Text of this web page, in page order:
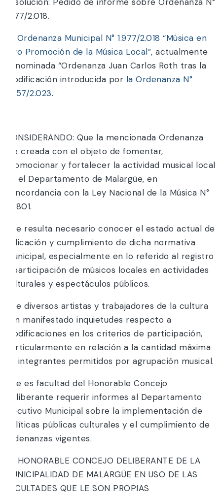
1.977/2.018.
La Ordenanza Municipal N° 1.977/2.018 “Música en
Vivo Promoción de la Música Local”, actualmente
denominada “Ordenanza Juan Carlos Roth tras la
modificación introducida por la Ordenanza N°
2.257/2.023.
CONSIDERANDO: Que la mencionada Ordenanza
fue creada con el objeto de fomentar,
promocionar y fortalecer la actividad musical local
en el Departamento de Malargüe, en
concordancia con la Ley Nacional de la Música N°
26.801.
Que resulta necesario conocer el estado actual de
aplicación y cumplimiento de dicha normativa
municipal, especialmente en lo referido al registro
y participación de músicos locales en actividades
culturales y espectáculos públicos.
Que diversos artistas y trabajadores de la cultura
han manifestado inquietudes respecto a
modificaciones en los criterios de participación,
particularmente en relación a la cantidad máxima
de integrantes permitidos por agrupación musical.
Que es facultad del Honorable Concejo
Deliberante requerir informes al Departamento
Ejecutivo Municipal sobre la implementación de
políticas públicas culturales y el cumplimiento de
ordenanzas vigentes.
EL HONORABLE CONCEJO DELIBERANTE DE LA
MUNICIPALIDAD DE MALARGÜE EN USO DE LAS
FACULTADES QUE LE SON PROPIAS